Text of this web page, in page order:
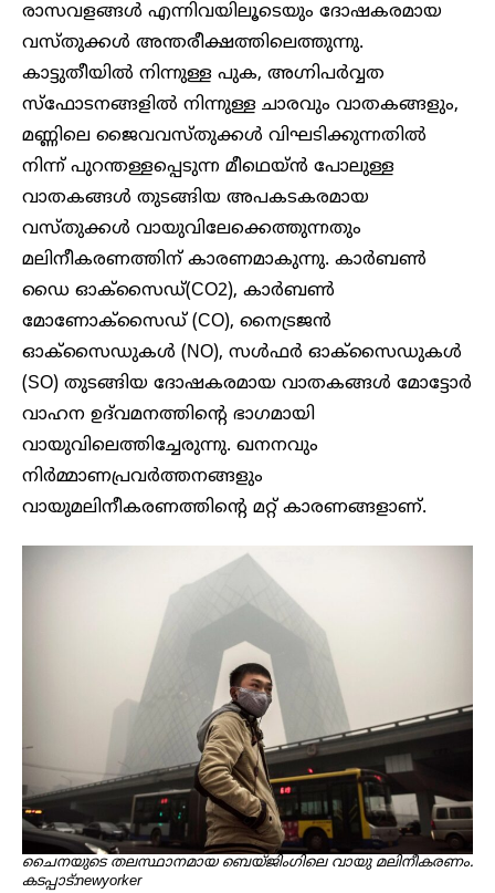
രാസവളങ്ങൾ എന്നിവയിലൂടെയും ദോഷകരമായ
വസ്തുക്കൾ അന്തരീക്ഷത്തിലെത്തുന്നു.
കാട്ടുതീയിൽ നിന്നുള്ള പുക, അഗ്നിപർവ്വത
സ്ഫോടനങ്ങളിൽ നിന്നുള്ള ചാരവും വാതകങ്ങളും,
മണ്ണിലെ ജൈവവസ്തുക്കൾ വിഘടിക്കുന്നതിൽ
നിന്ന് പുറന്തള്ളപ്പെടുന്ന മീഥെയ്ൻ പോലുള്ള
വാതകങ്ങൾ തുടങ്ങിയ അപകടകരമായ
വസ്തുക്കൾ വായുവിലേക്കെത്തുന്നതും
മലിനീകരണത്തിന് കാരണമാകുന്നു. കാർബൺ
ഡൈ ഓക്സൈഡ്(CO2), കാർബൺ
മോണോക്സൈഡ് (CO), നൈട്രജൻ
ഓക്സൈഡുകൾ (NO), സൾഫർ ഓക്സൈഡുകൾ
(SO) തുടങ്ങിയ ദോഷകരമായ വാതകങ്ങൾ മോട്ടോർ
വാഹന ഉദ്‌വമനത്തിന്റെ ഭാഗമായി
വായുവിലെത്തിച്ചേരുന്നു. ഖനനവും
നിർമ്മാണപ്രവർത്തനങ്ങളും
വായുമലിനീകരണത്തിൻ്റെ മറ്റ് കാരണങ്ങളാണ്.
ചൈനയുടെ തലസ്ഥാനമായ ബെയ്ജിംഗിലെ വായു മലിനീകരണം.
കടപ്പാട്:newyorker